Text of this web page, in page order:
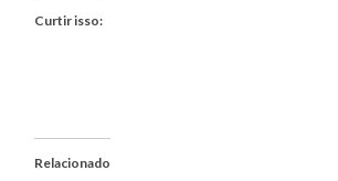
Curtir isso:
Relacionado